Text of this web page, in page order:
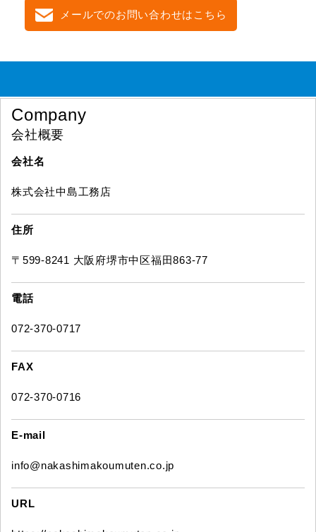
メールでのお問い合わせはこちら
Company
会社概要
会社名
株式会社中島工務店
住所
〒599-8241 大阪府堺市中区福田863-77
電話
072-370-0717
FAX
072-370-0716
E-mail
info@nakashimakoumuten.co.jp
URL